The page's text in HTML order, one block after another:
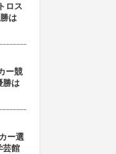
ロス
は
ー競
勝は
ー選
芸館